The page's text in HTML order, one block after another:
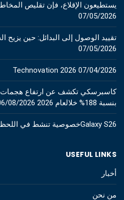
يستطيعون الإقلاع، فإن تقليص
07/05/2026
تقييد الوصول إلى البدائل: حين يزيح
07/05/2026
Technovation 2026 07/04/2026
بنسبة 188% خلالعام 2026
08/2026
Galaxy S26خصوصية تنشط في اللحظة المناسبة
USEFUL LINKS
أخبار
من نحن